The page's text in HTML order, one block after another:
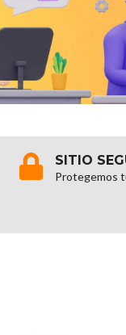
SITIO
Protegemos